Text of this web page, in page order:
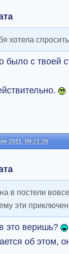
хотела
было с твоей
2011, 09:21:26
в постели
эти
это веришь?
об этом,